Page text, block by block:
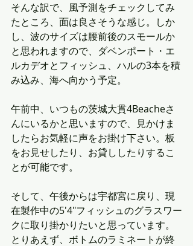
そんな訳で、風予測をチェックしてみ
たところ、面は良さそうな感じ。しか
し、波のサイズは腰前後のスモールか
と思われますので、ダベンポート・エ
ルカデオとフィッシュ、ハルの3本を積
み込み、海へ向かう予定。
午前中、いつもの茨城大貫4Beacheさ
んにいるかと思いますので、見かけま
したらお気軽に声をお掛け下さい。板
をお見せしたり、お貸ししたりするこ
とが可能です。
そして、午後からは宇都宮に戻り、現
在製作中の5'4"フィッシュのグラスワー
クに取り掛かりたいと思っています。
とりあえず、ボトムのラミネートが終